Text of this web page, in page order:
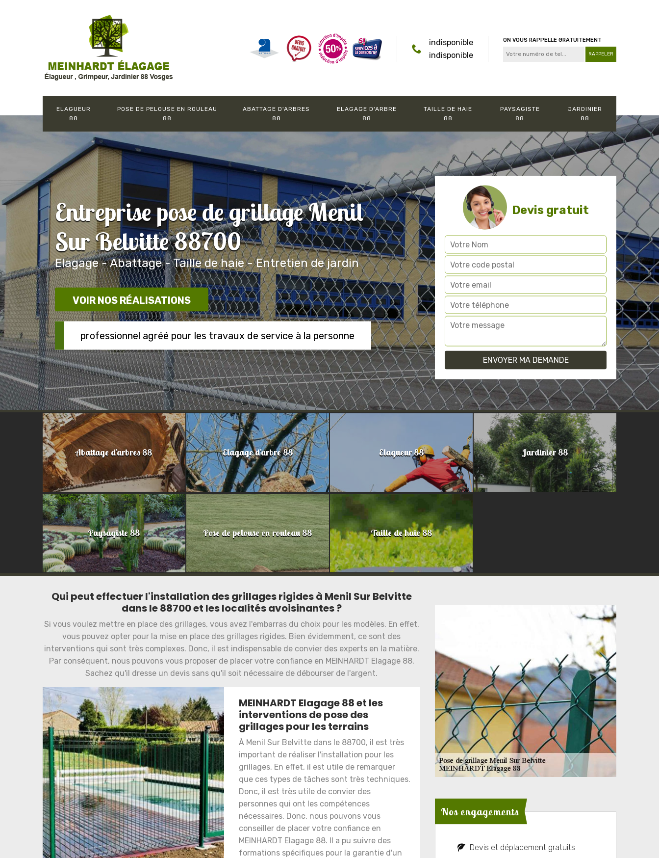
indisponible
indisponible
ON VOUS RAPPELLE GRATUITEMENT
ELAGUEUR
88
POSE DE PELOUSE EN ROULEAU
88
ABATTAGE D'ARBRES
88
ELAGAGE D'ARBRE
88
TAILLE DE HAIE
88
PAYSAGISTE
88
JARDINIER
88
Entreprise pose de grillage Menil
Sur Belvitte 88700
Elagage - Abattage - Taille de haie - Entretien de jardin
VOIR NOS RÉALISATIONS
professionnel agréé pour les travaux de service à la personne
Devis gratuit
Abattage d'arbres 88 Elagage d'arbre 88 Elagueur 88 Jardinier 88
Paysagiste 88 Pose de pelouse en rouleau 88 Taille de haie 88
Qui peut effectuer l'installation des grillages rigides à Menil Sur Belvitte
dans le 88700 et les localités avoisinantes ?
Si vous voulez mettre en place des grillages, vous avez l'embarras du choix pour les modèles. En effet,
vous pouvez opter pour la mise en place des grillages rigides. Bien évidemment, ce sont des
interventions qui sont très complexes. Donc, il est indispensable de convier des experts en la matière.
Par conséquent, nous pouvons vous proposer de placer votre confiance en MEINHARDT Elagage 88.
Sachez qu'il dresse un devis sans qu'il soit nécessaire de débourser de l'argent.
MEINHARDT Elagage 88 et les
interventions de pose des
grillages pour les terrains
À Menil Sur Belvitte dans le 88700, il est très
important de réaliser l'installation pour les
grillages. En effet, il est utile de remarquer
que ces types de tâches sont très techniques.
Donc, il est très utile de convier des
personnes qui ont les compétences
nécessaires. Donc, nous pouvons vous
conseiller de placer votre confiance en
MEINHARDT Elagage 88. Il a pu suivre des
formations spécifiques pour la garantie d'un
Nos engagements
Devis et déplacement gratuits